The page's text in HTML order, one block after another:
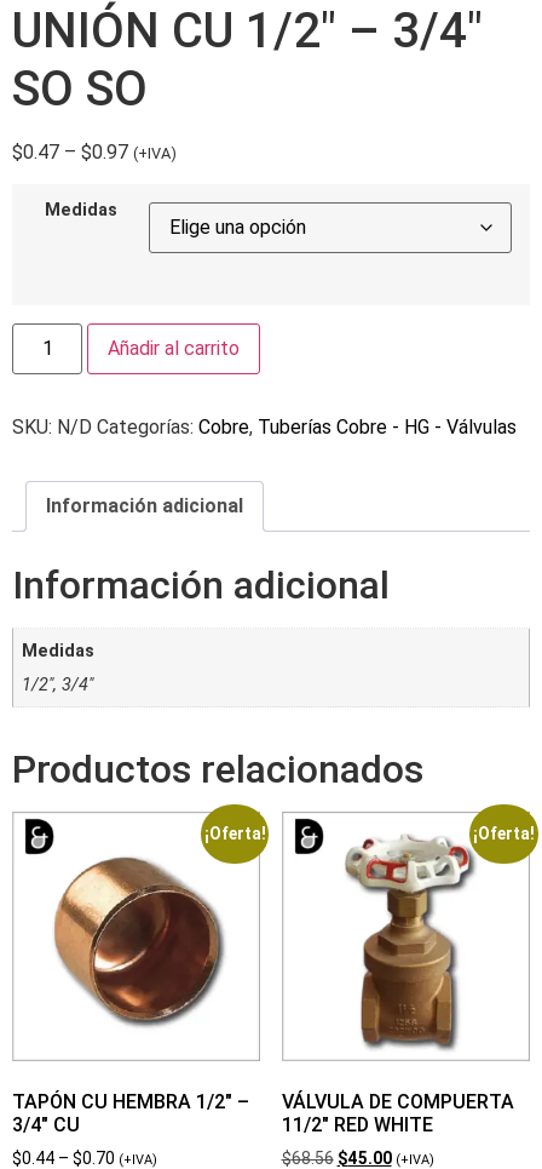
UNIÓN CU 1/2″ – 3/4″
SO SO
$0.47 – $0.97 (+IVA)
Medidas
Añadir al carrito
SKU: N/D Categorías: Cobre, Tuberías Cobre - HG - Válvulas
Información adicional
Información adicional
Medidas
1/2", 3/4"
Productos relacionados
¡Oferta!
TAPÓN CU HEMBRA 1/2″ –
3/4″ CU
$0.44 – $0.70 (+IVA)
¡Oferta!
VÁLVULA DE COMPUERTA
11/2″ RED WHITE
$68.56 $45.00 (+IVA)